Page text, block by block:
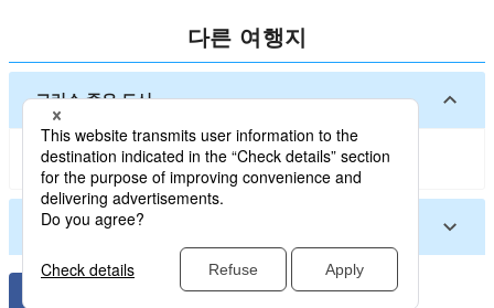
A: 아테네에서 당일치기로 케이프 수니온의 포세이
돈 신전이나 고린도 운하를 방문할 수 있습니다. 이곳
들은 아테네에서 버스나 투어 패키지를 통해 쉽게 접
근 가능합니다.
이 FAQ는 아테네 여행을 계획하는 한국 여행자들에
게 유용한 정보를 제공하며, SEO 최적화를 통해 검
색 결과에서 더 많은 주목을 받을 수 있도록 구성되었
습니다.
다른 여행지
그리스 주요 도시
아테네산토리니 섬
그리스 기타 도시
테살로니키
이라클리오 (그리스)